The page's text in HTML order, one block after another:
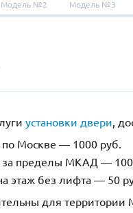
Модель №2 Модель №3
установки двери,
по Москве — 1000 руб.
за пределы МКАД —
этаж без лифта — 50
для территории